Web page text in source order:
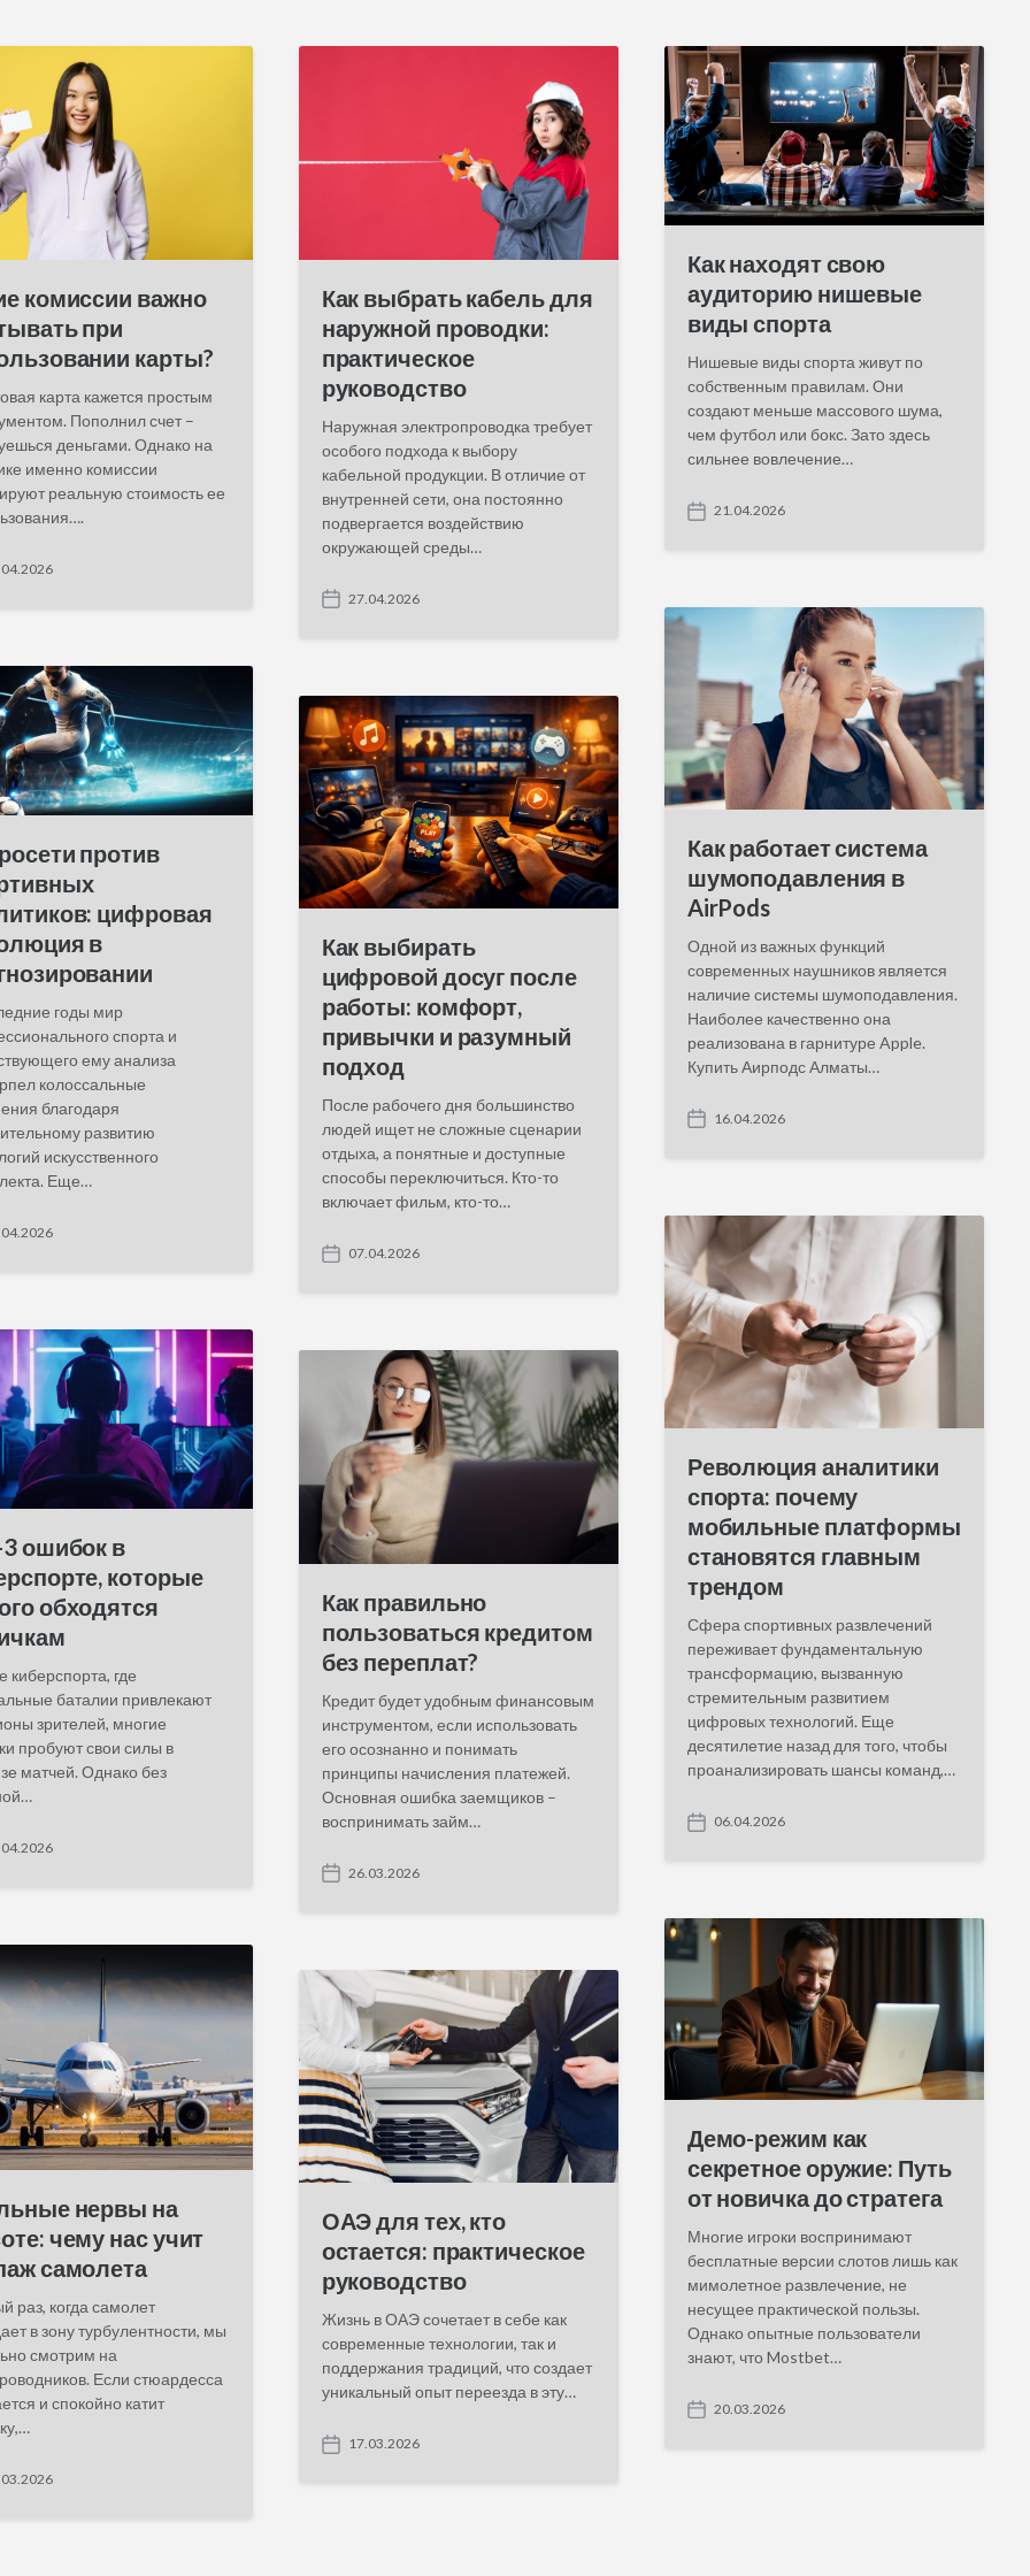
комиссии важно
при
карты?
карта кажется простым
Пополнил счет –
деньгами. Однако на
именно комиссии
реальную стоимость ее
Как выбрать кабель для
наружной проводки:
практическое
руководство
Наружная электропроводка требует
особого подхода к выбору
кабельной продукции. В отличие от
внутренней сети, она постоянно
подвергается воздействию
окружающей среды…
P
a
t
e
27.04.2026
Как находят свою
аудиторию нишевые
виды спорта
Нишевые виды спорта живут по
собственным правилам. Они
создают меньше массового шума,
чем футбол или бокс. Зато здесь
сильнее вовлечение…
P
a
21.04.2026
Как работает система
шумоподавления в
AirPods
Одной из важных функций
современных наушников является
наличие системы шумоподавления.
Наиболее качественно она
реализована в гарнитуре Apple.
Купить Аирподс Алматы…
P
a
e
16.04.2026
против
цифровая
в
годы мир
спорта и
ему анализа
колоссальные
благодаря
развитию
искусственного
Еще…
Как выбирать
цифровой досуг после
работы: комфорт,
привычки и разумный
подход
После рабочего дня большинство
людей ищет не сложные сценарии
отдыха, а понятные и доступные
способы переключиться. Кто-то
включает фильм, кто-то…
P
07.04.2026
Революция аналитики
спорта: почему
мобильные платформы
становятся главным
трендом
Сфера спортивных развлечений
переживает фундаментальную
трансформацию, вызванную
стремительным развитием
цифровых технологий. Еще
десятилетие назад для того, чтобы
проанализировать шансы команд,…
P
t
06.04.2026
ошибок в
которые
обходятся
киберспорта, где
баталии привлекают
зрителей, многие
пробуют свои силы в
матчей. Однако без
Как правильно
пользоваться кредитом
без переплат?
Кредит будет удобным финансовым
инструментом, если использовать
его осознанно и понимать
принципы начисления платежей.
Основная ошибка заемщиков –
воспринимать займ…
P
a
26.03.2026
Демо-режим как
секретное оружие: Путь
от новичка до стратега
Многие игроки воспринимают
бесплатные версии слотов лишь как
мимолетное развлечение, не
несущее практической пользы.
Однако опытные пользователи
знают, что Mostbet…
P
20.03.2026
нервы на
чему нас учит
самолета
раз, когда самолет
в зону турбулентности, мы
смотрим на
Если стюардесса
и спокойно катит
ОАЭ для тех, кто
остается: практическое
руководство
Жизнь в ОАЭ сочетает в себе как
современные технологии, так и
поддержания традиций, что создает
уникальный опыт переезда в эту…
P
17.03.2026